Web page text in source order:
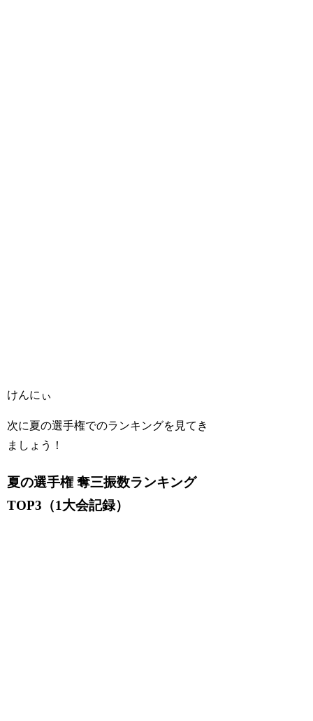
けんにぃ
次に夏の選手権でのランキングを見てき
ましょう！
夏の選手権 奪三振数ランキング
TOP3（1大会記録）